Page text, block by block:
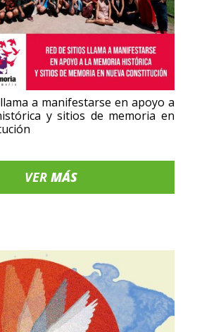
a manifestarse en apoyo a
y sitios de memoria en
VERMÁS